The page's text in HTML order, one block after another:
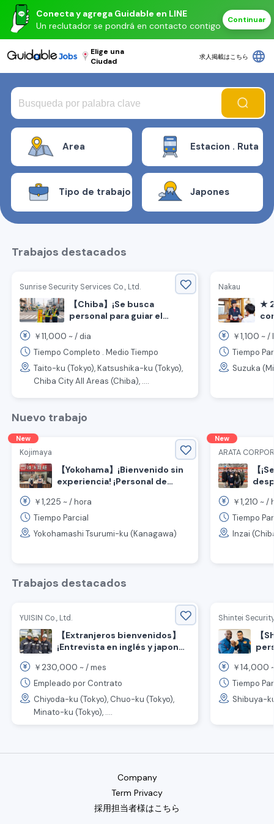
Conecta y agrega Guidable en LINE
Un reclutador se pondrá en contacto contigo
Continuar
Elige una
Ciudad
求人掲載はこちら language
Area Estacion . Ruta
Tipo de trabajo Japones
Trabajos destacados
Sunrise Security Services Co., Ltd.
【Chiba】¡Se busca
personal para guiar el
de 12,000 yenes por día!
￥11,000 ~ /dia
Tiempo Completo . Medio Tiempo
Taito-ku (Tokyo), Katsushika-ku (Tokyo),
Chiba City All Areas (Chiba), ....
Nakau
★
￥1,100 ~ /
Tiempo
Suzuka
Nuevo trabajo
New
Kojimaya
【Yokohama】¡Bienvenido sin
experiencia! ¡Personal de
el área de estacionamiento
Daikoku!
￥1,225 ~ /hora
Tiempo Parcial
Yokohamashi Tsurumi-ku (Kanagawa)
New
ARATA
【
está
￥1,210 ~ /
Tiempo
Inzai
Trabajos destacados
YUISIN Co., Ltd.
【Extranjeros bienvenidos】
¡Entrevista en inglés y japonés
seguridad!
￥ 230,000 ~ /mes
Empleado por Contrato
Chiyoda-ku (Tokyo), Chuo-ku (Tokyo),
Minato-ku (Tokyo), ....
Shintei
【
￥14,000
Tiempo
Shibuya-
Company
Term Privacy
採用担当者様はこちら